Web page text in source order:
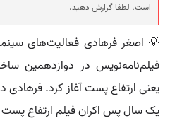
است، لطفا گزارش دهید.
💡 اصغر فرهادی فعالیت‌های
فیلم‌نامه‌نویس در دوازدهمین
یعنی ارتفاع پست آغاز کرد. فرهادی
یک سال پس اکران فیلم ارتفاع پست